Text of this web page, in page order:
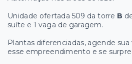
Unidade ofertada 509 da torre B
suíte e 1 vaga de garagem.
Plantas diferenciadas, agende
esse empreendimento e se